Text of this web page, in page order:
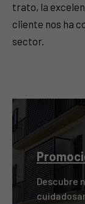
trato, la
cliente nos ha
sector.
Descubre